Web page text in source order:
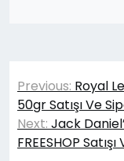
Yazı
Previous: Royal
50gr Satışı Ve
Next: Jack
FREESHOP